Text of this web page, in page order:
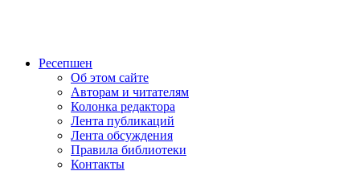
Ресепшен
Об этом сайте
Авторам и читателям
Колонка редактора
Лента публикаций
Лента обсуждения
Правила библиотеки
Контакты